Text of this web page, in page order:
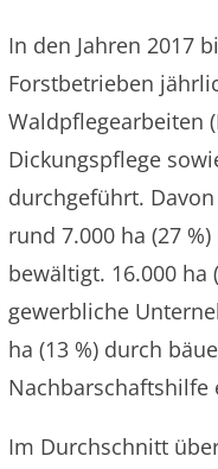
In den Jahren 2017
Forstbetrieben
Waldpflegearbeiten
Dickungspflege
durchgeführt.
rund 7.000 ha (27
bewältigt. 16.000 ha
gewerbliche
ha (13 %) durch
Nachbarschaftshilfe
Im Durchschnitt